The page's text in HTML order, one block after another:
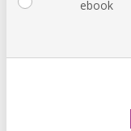
ebook